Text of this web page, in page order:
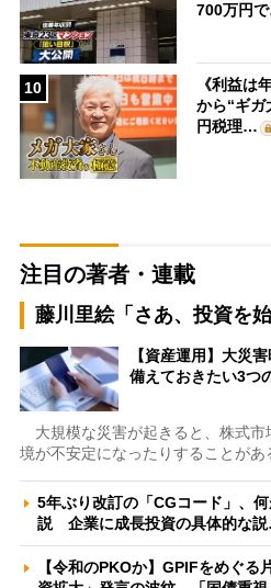
700万円
10
《利益は
から“ギガ
円税理…
注目の著者・連載
藤川里絵「さあ、投資を始
【資産運用】大災
備えておきたい3つ
大規模な災害が起きると、株式市
境が不安定になったりすることが
5年ぶり改訂の「CGコード」、
説 企業に成長投資の具体的な
【令和のPKOか】GPIFをめぐ